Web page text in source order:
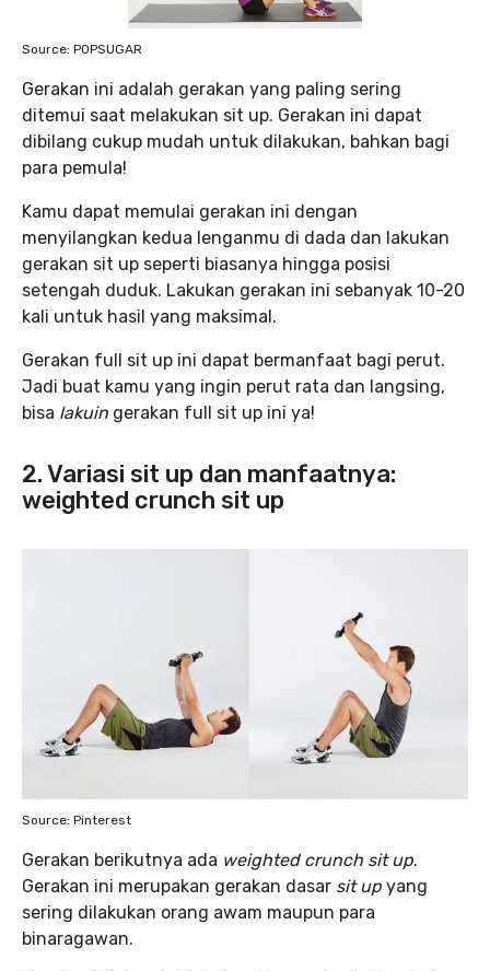
Source: POPSUGAR
Gerakan ini adalah gerakan yang paling sering
ditemui saat melakukan sit up. Gerakan ini dapat
dibilang cukup mudah untuk dilakukan, bahkan bagi
para pemula!
Kamu dapat memulai gerakan ini dengan
menyilangkan kedua lenganmu di dada dan lakukan
gerakan sit up seperti biasanya hingga posisi
setengah duduk. Lakukan gerakan ini sebanyak 10-20
kali untuk hasil yang maksimal.
Gerakan full sit up ini dapat bermanfaat bagi perut.
Jadi buat kamu yang ingin perut rata dan langsing,
bisa lakuin gerakan full sit up ini ya!
2. Variasi sit up dan manfaatnya:
weighted crunch sit up
Source: Pinterest
Gerakan berikutnya ada weighted crunch sit up.
Gerakan ini merupakan gerakan dasar sit up yang
sering dilakukan orang awam maupun para
binaragawan.